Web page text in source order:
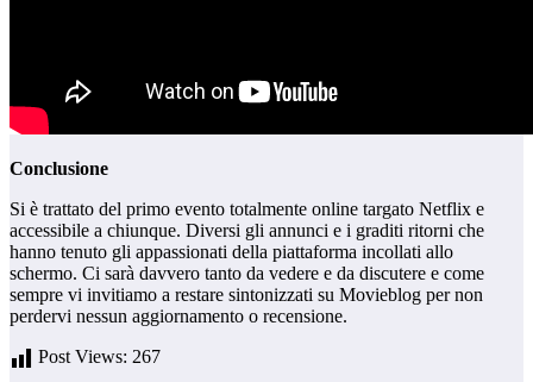
Conclusione
Si è trattato del primo evento totalmente online targato Netflix e
accessibile a chiunque. Diversi gli annunci e i graditi ritorni che
hanno tenuto gli appassionati della piattaforma incollati allo
schermo. Ci sarà davvero tanto da vedere e da discutere e come
sempre vi invitiamo a restare sintonizzati su Movieblog per non
perdervi nessun aggiornamento o recensione.
Post Views: 267